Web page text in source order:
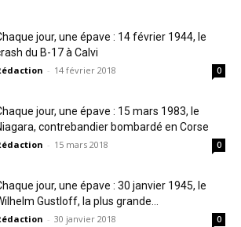
jour, une épave : 14 février 1944, le
du B-17 à Calvi
- 14 février 2018 0
jour, une épave : 15 mars 1983, le
contrebandier bombardé en Corse
- 15 mars 2018 0
jour, une épave : 30 janvier 1945, le
Gustloff, la plus grande...
- 30 janvier 2018 0